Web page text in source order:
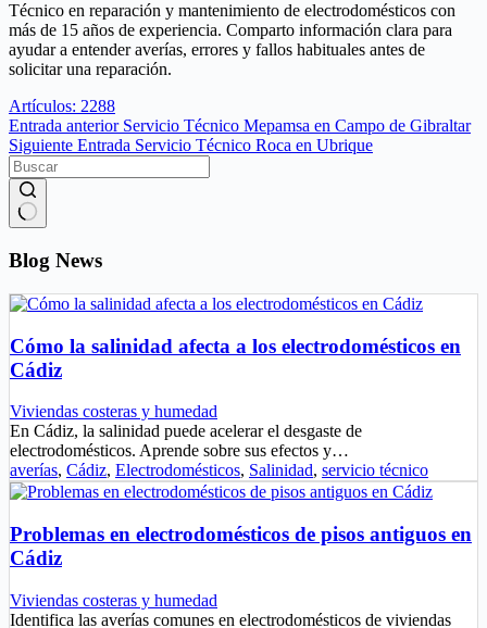
Técnico en reparación y mantenimiento de electrodomésticos con
más de 15 años de experiencia. Comparto información clara para
ayudar a entender averías, errores y fallos habituales antes de
solicitar una reparación.
Artículos: 2288
Entrada anterior Servicio Técnico Mepamsa en Campo de Gibraltar
Siguiente Entrada Servicio Técnico Roca en Ubrique
resultados
Blog News
Cómo la salinidad afecta a los electrodomésticos en
Cádiz
Viviendas costeras y humedad
En Cádiz, la salinidad puede acelerar el desgaste de
electrodomésticos. Aprende sobre sus efectos y…
averías, Cádiz, Electrodomésticos, Salinidad, servicio técnico
Problemas en electrodomésticos de pisos antiguos en
Cádiz
Viviendas costeras y humedad
Identifica las averías comunes en electrodomésticos de viviendas